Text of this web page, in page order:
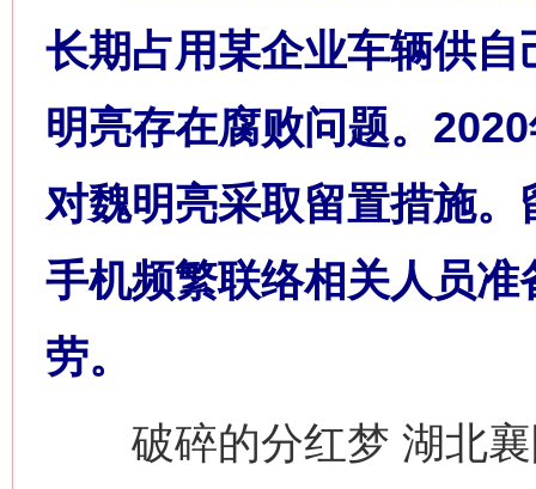
长期占用某企业车辆供
明亮存在腐败问题。
对魏明亮采取留置措施
手机频繁联络相关人员
劳。
破碎的分红梦 湖北襄